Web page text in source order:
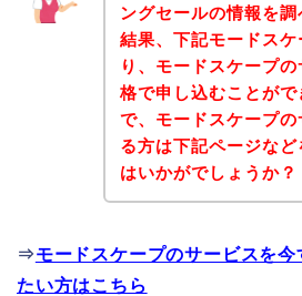
ングセールの情報を
結果、下記モードス
り、モードスケープ
格で申し込むことが
で、モードスケープ
る方は下記ページな
はいかがでしょうか？
⇒モードスケープのサービスを
たい方はこちら